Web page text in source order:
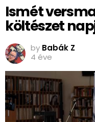
Ismét
költészet
by Babák Z
4 éve